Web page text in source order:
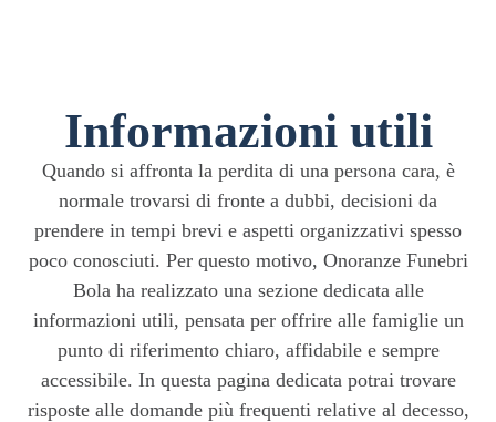
Informazioni utili
Quando si affronta la perdita di una persona cara, è
normale trovarsi di fronte a dubbi, decisioni da
prendere in tempi brevi e aspetti organizzativi spesso
poco conosciuti. Per questo motivo, Onoranze Funebri
Bola ha realizzato una sezione dedicata alle
informazioni utili, pensata per offrire alle famiglie un
punto di riferimento chiaro, affidabile e sempre
accessibile. In questa pagina dedicata potrai trovare
risposte alle domande più frequenti relative al decesso,